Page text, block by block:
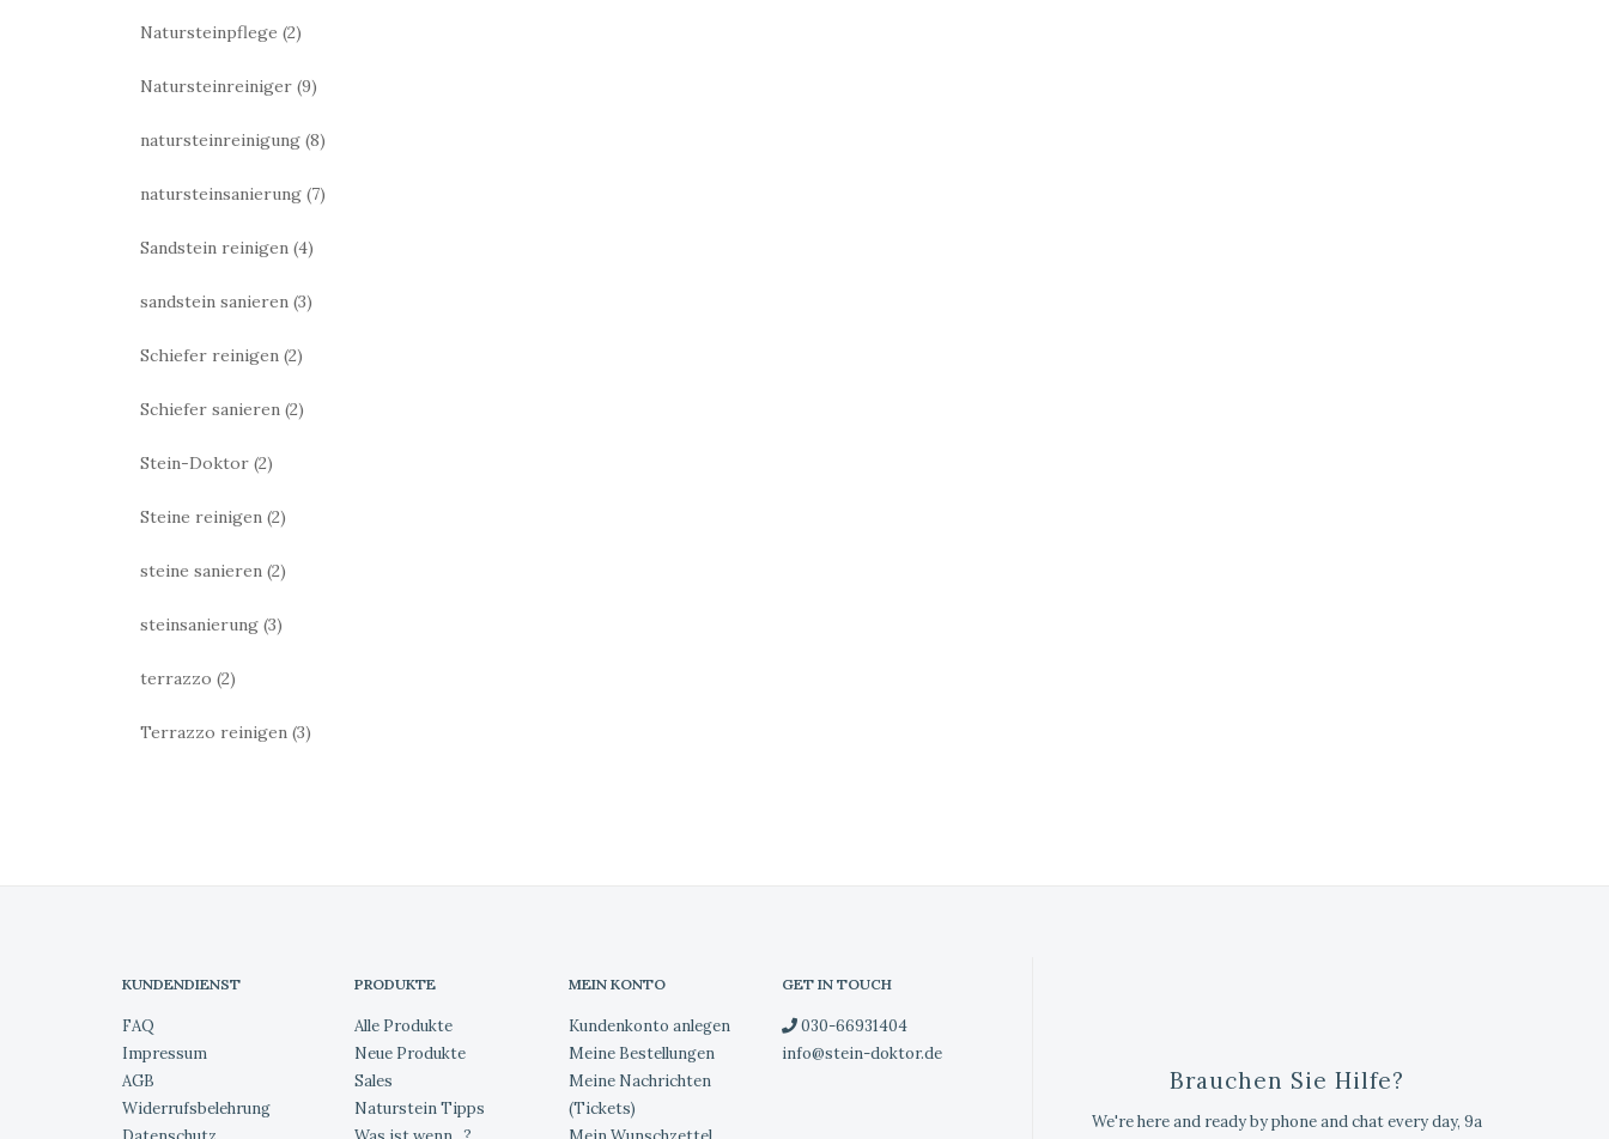
Natursteinpflege (2)
Natursteinreiniger (9)
natursteinreinigung (8)
natursteinsanierung (7)
Sandstein reinigen (4)
sandstein sanieren (3)
Schiefer reinigen (2)
Schiefer sanieren (2)
Stein-Doktor (2)
Steine reinigen (2)
steine sanieren (2)
steinsanierung (3)
terrazzo (2)
Terrazzo reinigen (3)
KUNDENDIENST
FAQ
Impressum
AGB
Widerrufsbelehrung
PRODUKTE
Alle Produkte
Neue Produkte
Sales
Naturstein Tipps
MEIN KONTO
Kundenkonto anlegen
Meine Bestellungen
Meine Nachrichten
(Tickets)
GET IN TOUCH
030-66931404
info@stein-doktor.de
Brauchen Sie Hilfe?
We're here and ready by phone and chat every day, 9a